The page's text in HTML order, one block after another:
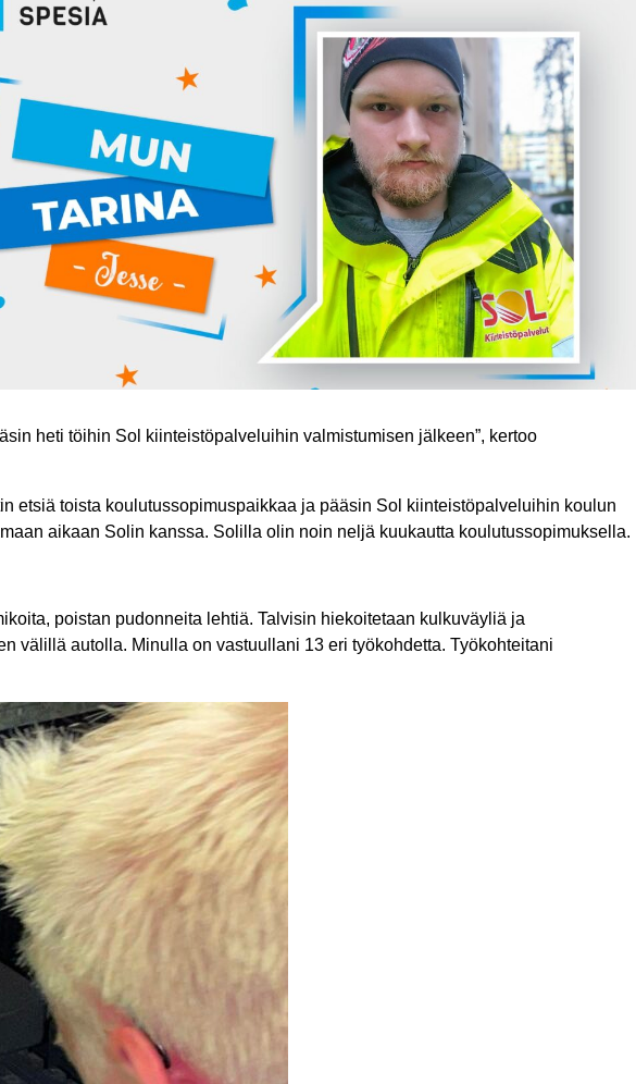
heti töihin Sol kiinteistöpalveluihin valmistumisen jälkeen”, kertoo
etsiä toista koulutussopimuspaikkaa ja pääsin Sol kiinteistöpalveluihin koulun
aikaan Solin kanssa. Solilla olin noin neljä kuukautta koulutussopimuksella.
poistan pudonneita lehtiä. Talvisin hiekoitetaan kulkuväyliä ja
välillä autolla. Minulla on vastuullani 13 eri työkohdetta. Työkohteitani